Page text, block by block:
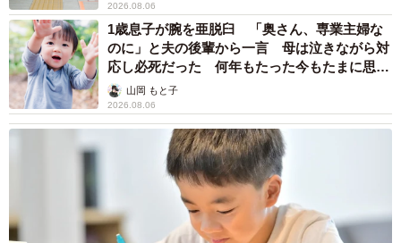
2026.08.06
1歳息子が腕を亜脱臼 「奥さん、専業主婦な
のに」と夫の後輩から一言 母は泣きながら対
応し必死だった 何年もたった今もたまに思い
出し…山岡 もと子
2026.08.06